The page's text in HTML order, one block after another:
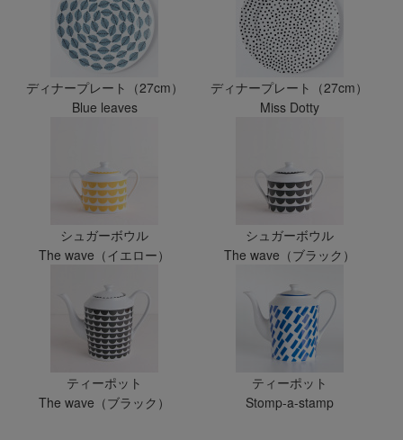
ディナープレート（27cm）
Blue leaves
ディナープレート（27cm）
Miss Dotty
シュガーボウル
The wave（イエロー）
シュガーボウル
The wave（ブラック）
ティーポット
The wave（ブラック）
ティーポット
Stomp-a-stamp